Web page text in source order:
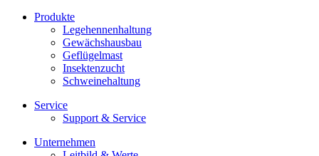
Produkte
Legehennenhaltung
Gewächshausbau
Geflügelmast
Insektenzucht
Schweinehaltung
Service
Support & Service
Unternehmen